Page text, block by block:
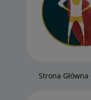
Strona Główna